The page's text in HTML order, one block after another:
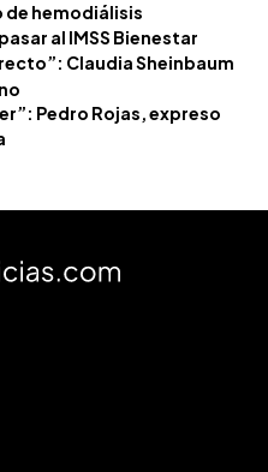
hemodiálisis
al IMSS Bienestar
Claudia Sheinbaum
Pedro Rojas, expreso